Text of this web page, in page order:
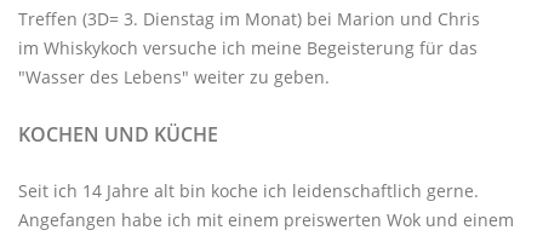
Treffen (3D= 3. Dienstag im Monat) bei Marion und Chris
im Whiskykoch versuche ich meine Begeisterung für das
"Wasser des Lebens" weiter zu geben.
KOCHEN UND KÜCHE
Seit ich 14 Jahre alt bin koche ich leidenschaftlich gerne.
Angefangen habe ich mit einem preiswerten Wok und einem